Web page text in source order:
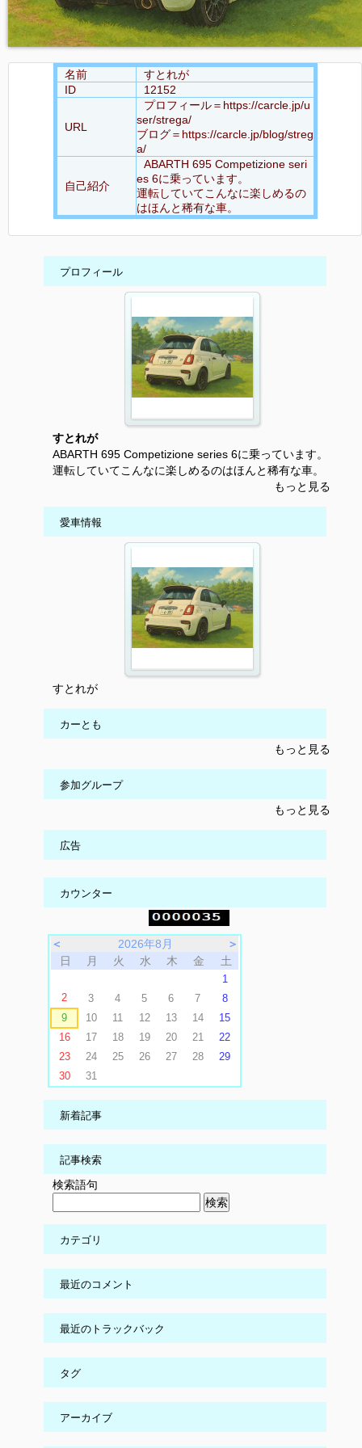
名前
すとれが
ID
12152
URL
プロフィール＝https://carcle.jp/u
ser/strega/
ブログ＝https://carcle.jp/blog/streg
a/
自己紹介
ABARTH 695 Competizione seri
es 6に乗っています。
運転していてこんなに楽しめるの
はほんと稀有な車。
プロフィール
すとれが
ABARTH 695 Competizione series 6に乗っています。
運転していてこんなに楽しめるのはほんと稀有な車。
もっと見る
愛車情報
すとれが
カーとも
もっと見る
参加グループ
もっと見る
広告
カウンター
＜ 2026年8月
＞
日
月 火 水 木 金 土
1
2
3 4 5 6 7
8
9
10 11 12 13 14
15
16
17 18 19 20 21
22
23
24 25 26 27 28
29
30
31
新着記事
記事検索
検索語句
カテゴリ
最近のコメント
最近のトラックバック
タグ
アーカイブ